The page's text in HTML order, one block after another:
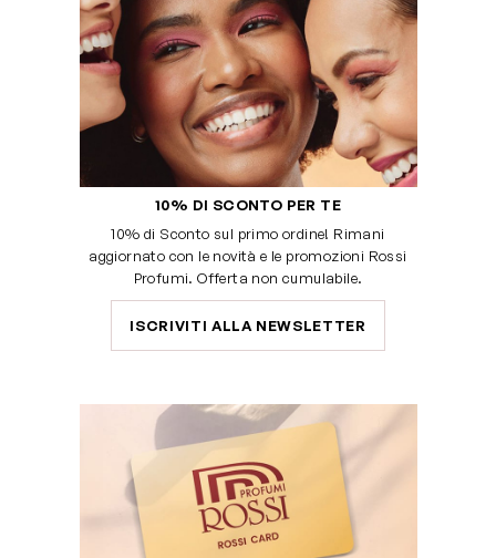
10% DI SCONTO PER TE
10% di Sconto sul primo ordine! Rimani
aggiornato con le novità e le promozioni Rossi
Profumi. Offerta non cumulabile.
ISCRIVITI ALLA NEWSLETTER